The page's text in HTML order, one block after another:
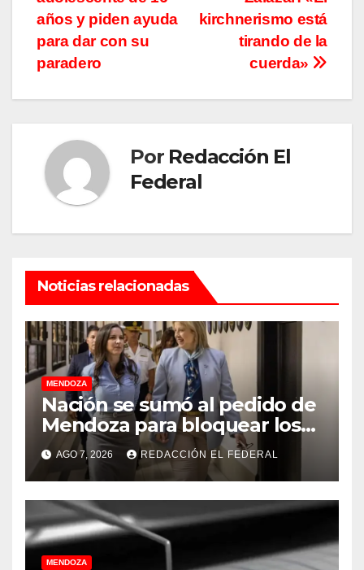
de
entradas
kirchnerismo está
tirando de la
cuerda»
años y piden ayuda
para dar con su
paradero
Por Redacción El
Federal
Noticias relacionadas
MENDOZA
Nación se sumó al pedido de
Mendoza para bloquear los
celulares en las cárceles de
la provincia
AGO 7, 2026 REDACCIÓN EL FEDERAL
MENDOZA